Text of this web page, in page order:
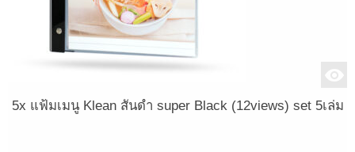
5x แฟ้มเมนู Klean สันดำ super Black (12views) set 5เล่ม